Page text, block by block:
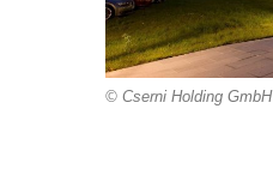
© Cserni Holding GmbH